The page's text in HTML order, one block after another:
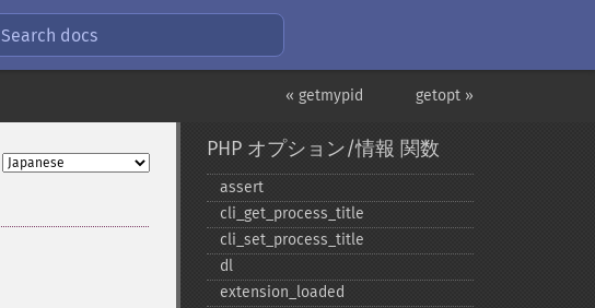
Search docs
getopt »
« getmypid
PHP オプション/情報 関数
assert
cli_​get_​process_​title
cli_​set_​process_​title
dl
extension_​loaded